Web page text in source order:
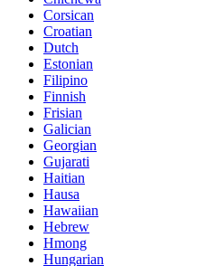
Corsican
Croatian
Dutch
Estonian
Filipino
Finnish
Frisian
Galician
Georgian
Gujarati
Haitian
Hausa
Hawaiian
Hebrew
Hmong
Hungarian